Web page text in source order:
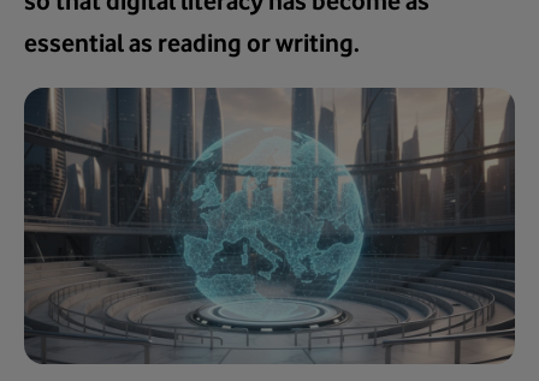
essential as reading or writing.